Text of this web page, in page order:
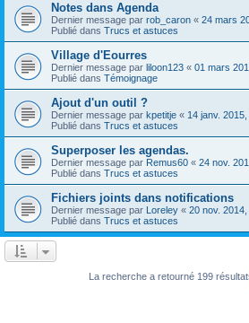
Notes dans Agenda
Dernier message par rob_caron « 24 mars
Publié dans Trucs et astuces
Village d'Eourres
Dernier message par liloon123 « 01 mars
Publié dans Témoignage
Ajout d'un outil ?
Dernier message par kpetitje « 14 janv.
Publié dans Trucs et astuces
Superposer les agendas.
Dernier message par Remus60 « 24 nov.
Publié dans Trucs et astuces
Fichiers joints dans notifications
Dernier message par Loreley « 20 nov. 2014,
Publié dans Trucs et astuces
La recherche a retourné 199